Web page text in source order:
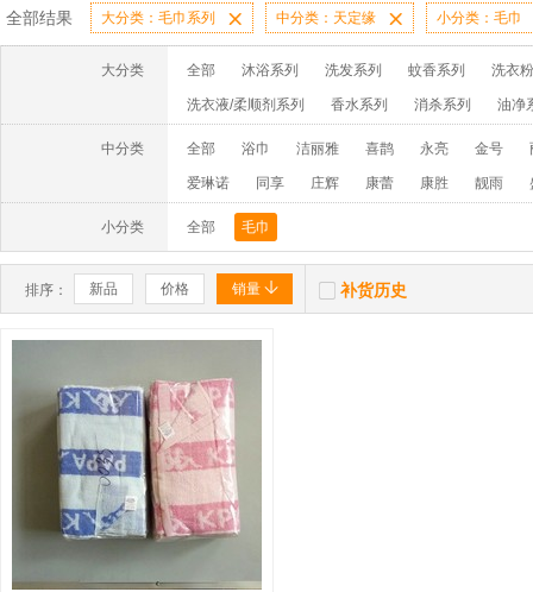
全部结果 大分类：毛巾系列  中分类：天定缘  小分类：毛巾
大分类 全部 沐浴系列 洗发系列 蚊香系列 洗衣
洗衣液/柔顺剂系列 香水系列 消杀系列 油净
啫喱膏/水系列 厨房油污系列 玻璃/地板/清洁系
牙膏系列 牙刷系列 固发定型系列 染发系列
洗洁精系列 保健品系列 雨伞系列家用帆布洗洁
中分类 全部 浴巾 洁丽雅 喜鹊 永亮 金号
爱琳诺 同享 庄辉 康蕾 康胜 靓雨
牧绵人 星雨竹
小分类 全部 毛巾
排序： 新品 价格 销量   补货历史